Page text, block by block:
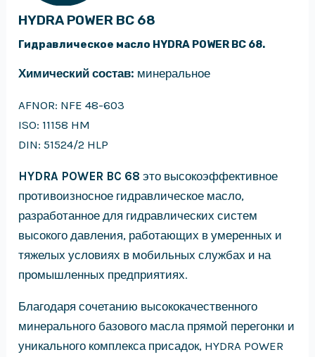
HYDRA POWER BC 68
Гидравлическое масло HYDRA POWER BC 68.
Химический состав: минеральное
AFNOR: NFE 48-603
ISO: 11158 HM
DIN: 51524/2 HLP
HYDRA POWER BC 68 это высокоэффективное
противоизносное гидравлическое масло,
разработанное для гидравлических систем
высокого давления, работающих в умеренных и
тяжелых условиях в мобильных службах и на
промышленных предприятиях.
Благодаря сочетанию высококачественного
минерального базового масла прямой перегонки и
уникального комплекса присадок, HYDRA POWER